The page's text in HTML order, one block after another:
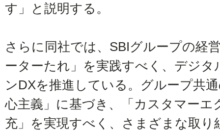
す」と説明する。
さらに同社では、SBIグループの経
ーターたれ」を実践すべく、デジ
ンDXを推進している。グループ共
心主義」に基づき、「カスタマーエ
充」を実現すべく、さまざまな取り